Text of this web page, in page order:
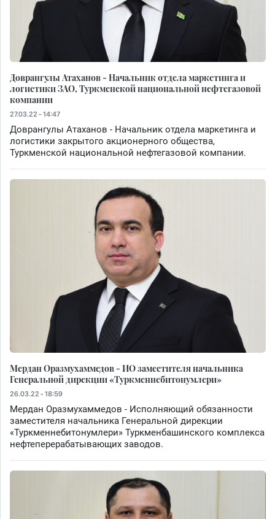
Доврангулы Атаханов - Начальник отдела маркетинга и
логистики ЗАО, Туркменской национальной нефтегазовой
компании
27.03.22 - 14:47
Доврангулы Атаханов - Начальник отдела маркетинга и
логистики закрытого акционерного общества,
Туркменской национальной нефтегазовой компании.
Мердан Оразмухаммедов - ИО заместителя начальника
Генеральной дирекции «Туркменнебитонумлери»
26.03.22 - 18:59
Мердан Оразмухаммедов - Исполняющий обязанности
заместителя начальника Генеральной дирекции
«Туркменнебитонумлери» Туркменбашинского комплекса
нефтеперерабатывающих заводов.